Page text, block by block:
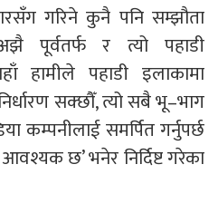
गरिने कुनै पनि सम्झौता
अझै पूर्वतर्फ र त्यो पहाडी
हामीले पहाडी इलाकामा
सक्छौँ, त्यो सबै भू–भाग
कम्पनीलाई समर्पित गर्नुपर्छ
छ’ भनेर निर्दिष्ट गरेका